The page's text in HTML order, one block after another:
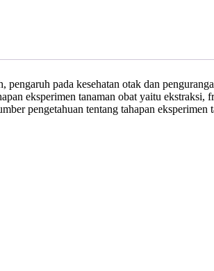
pada kesehatan otak dan
eksperimen tanaman obat yaitu ekstraksi,
pengetahuan tentang tahapan eksperimen